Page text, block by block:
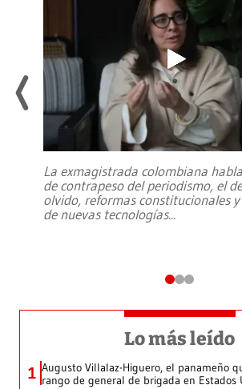
La exmagistrada colombiana
de contrapeso del periodismo, el
olvido, reformas constitucionales
de nuevas tecnologías...
Lo más leído
1 Augusto Villalaz-Higuero, el panameño
rango de general de brigada en Estados